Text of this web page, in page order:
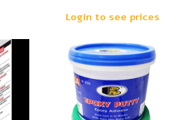
Login to see prices